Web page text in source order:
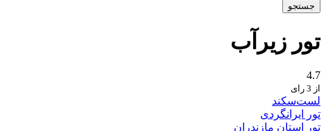
جستجو
تور زیرآب
4.7
از 3 رای
لست‌سکند
تور ایرانگردی
تور استان مازندران